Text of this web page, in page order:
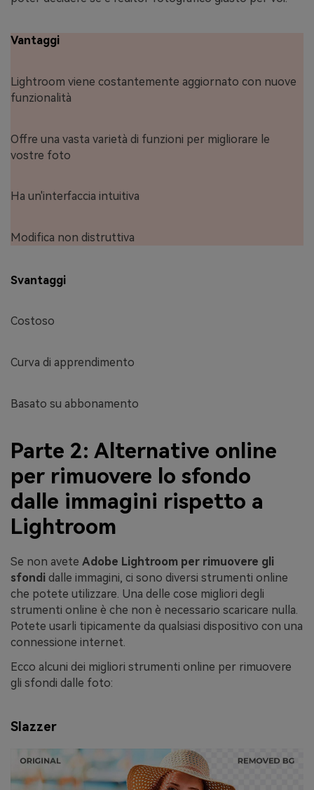
Vantaggi
Lightroom viene costantemente aggiornato con nuove
funzionalità
Offre una vasta varietà di funzioni per migliorare le
vostre foto
Ha un'interfaccia intuitiva
Modifica non distruttiva
Svantaggi
Costoso
Curva di apprendimento
Basato su abbonamento
Parte 2: Alternative online
per rimuovere lo sfondo
dalle immagini rispetto a
Lightroom
Se non avete Adobe Lightroom per rimuovere gli
sfondi dalle immagini, ci sono diversi strumenti online
che potete utilizzare. Una delle cose migliori degli
strumenti online è che non è necessario scaricare nulla.
Potete usarli tipicamente da qualsiasi dispositivo con una
connessione internet.
Ecco alcuni dei migliori strumenti online per rimuovere
gli sfondi dalle foto:
Slazzer